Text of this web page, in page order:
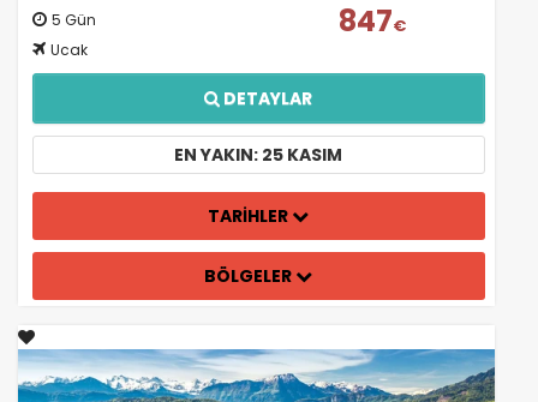
5 Gün
Ucak
847€
DETAYLAR
EN YAKIN: 25 KASIM
TARİHLER
BÖLGELER